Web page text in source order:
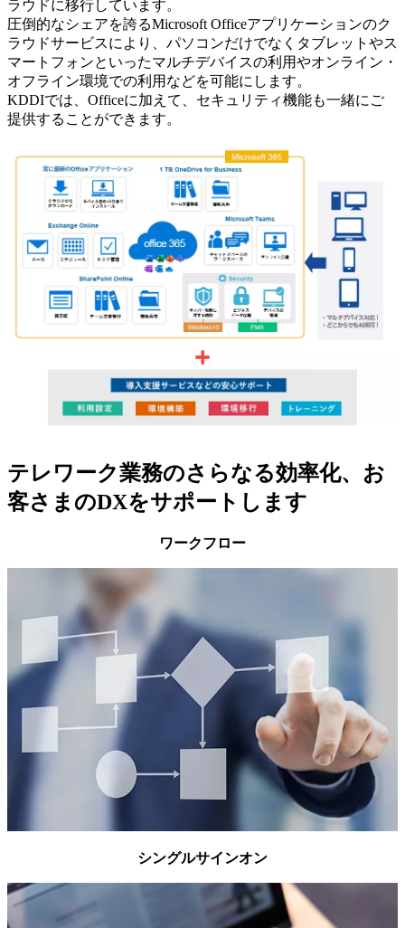
ラウドに移行しています。
圧倒的なシェアを誇るMicrosoft Officeアプリケーションのク
ラウドサービスにより、パソコンだけでなくタブレットやス
マートフォンといったマルチデバイスの利用やオンライン・
オフライン環境での利用などを可能にします。
KDDIでは、Officeに加えて、セキュリティ機能も一緒にご
提供することができます。
テレワーク業務のさらなる効率化、お
客さまのDXをサポートします
ワークフロー
シングルサインオン